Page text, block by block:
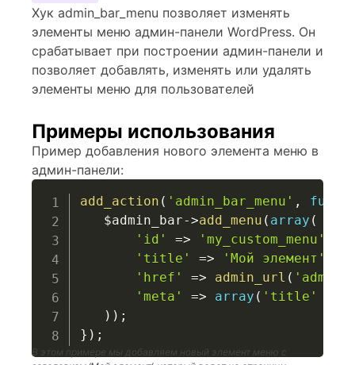
Хук admin_bar_menu позволяет изменять
элементы меню админ-панели WordPress. Он
срабатывает при построении админ-панели и
позволяет добавлять, изменять или удалять
элементы меню для пользователей
Примеры использования
Пример добавления нового элемента меню в
админ-панели:
add_action ( 'admin_bar_menu' ,
$admin_bar->add_menu ( array (
'id'
=> 'my_custom_menu'
'title'
=> 'Мой элемент'
'href'
=> admin_url (
'meta'
=> array ( 'title'
) ) ;
} ) ;
В этом примере мы добавляем новый элемент меню с